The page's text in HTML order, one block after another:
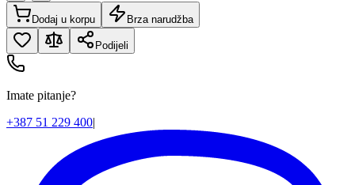
Dodaj u korpu Brza narudžba
Podijeli
Imate pitanje?
+387 51 229 400|